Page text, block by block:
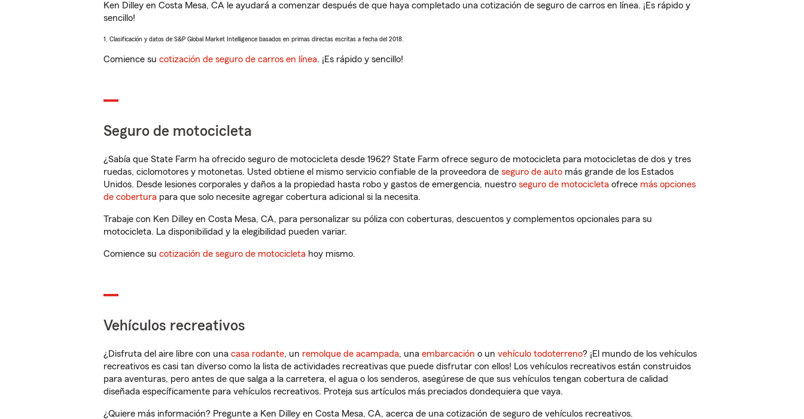
Ken Dilley en Costa Mesa, CA le ayudará a comenzar después de que haya completado una cotización de seguro de carros en línea. ¡Es rápido y
sencillo!
1. Clasificación y datos de S&P Global Market Intelligence basados en primas directas escritas a fecha del 2018.
Comience su cotización de seguro de carros en línea. ¡Es rápido y sencillo!
Seguro de motocicleta
¿Sabía que State Farm ha ofrecido seguro de motocicleta desde 1962? State Farm ofrece seguro de motocicleta para motocicletas de dos y tres
ruedas, ciclomotores y motonetas. Usted obtiene el mismo servicio confiable de la proveedora de seguro de auto más grande de los Estados
Unidos. Desde lesiones corporales y daños a la propiedad hasta robo y gastos de emergencia, nuestro seguro de motocicleta ofrece más opciones
de cobertura para que solo necesite agregar cobertura adicional si la necesita.
Trabaje con Ken Dilley en Costa Mesa, CA, para personalizar su póliza con coberturas, descuentos y complementos opcionales para su
motocicleta. La disponibilidad y la elegibilidad pueden variar.
Comience su cotización de seguro de motocicleta hoy mismo.
Vehículos recreativos
¿Disfruta del aire libre con una casa rodante, un remolque de acampada, una embarcación o un vehículo todoterreno? ¡El mundo de los vehículos
recreativos es casi tan diverso como la lista de actividades recreativas que puede disfrutar con ellos! Los vehículos recreativos están construidos
para aventuras, pero antes de que salga a la carretera, el agua o los senderos, asegúrese de que sus vehículos tengan cobertura de calidad
diseñada específicamente para vehículos recreativos. Proteja sus artículos más preciados dondequiera que vaya.
¿Quiere más información? Pregunte a Ken Dilley en Costa Mesa, CA, acerca de una cotización de seguro de vehículos recreativos.